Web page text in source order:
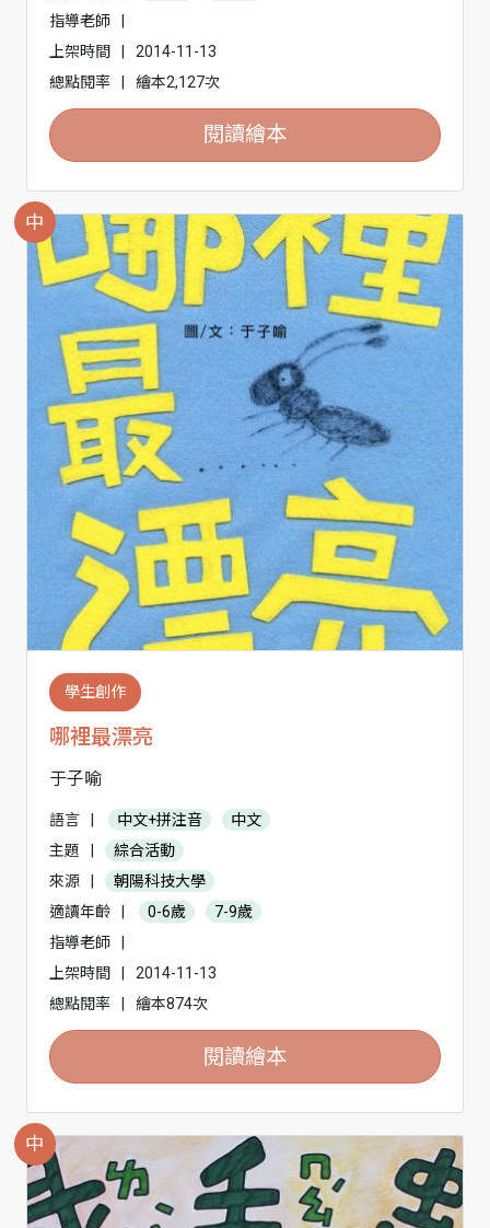
指導老師
上架時間
2014-11-13
總點閱率
繪本2,127次
閱讀繪本
中
學生創作
哪裡最漂亮
于子喻
語言 中文+拼注音
中文
主題
綜合活動
來源
朝陽科技大學
適讀年齡
0-6歲
7-9歲
指導老師
上架時間
2014-11-13
總點閱率
繪本874次
閱讀繪本
中